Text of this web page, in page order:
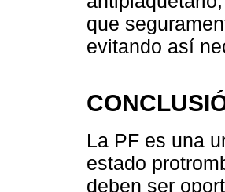
que
evitando así
La PF es una
estado
deben ser